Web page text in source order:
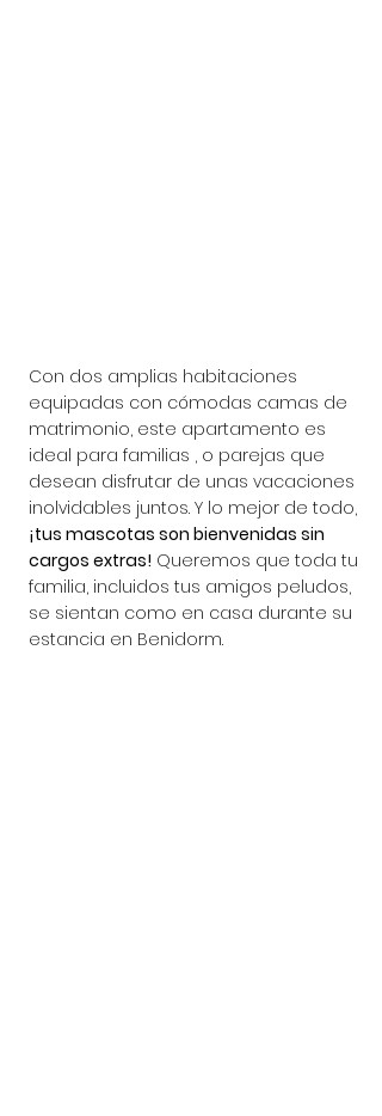
Con dos amplias habitaciones
equipadas con cómodas camas de
matrimonio, este apartamento es
ideal para familias , o parejas que
desean disfrutar de unas vacaciones
inolvidables juntos. Y lo mejor de todo,
¡tus mascotas son bienvenidas sin
cargos extras! Queremos que toda tu
familia, incluidos tus amigos peludos,
se sientan como en casa durante su
estancia en Benidorm.